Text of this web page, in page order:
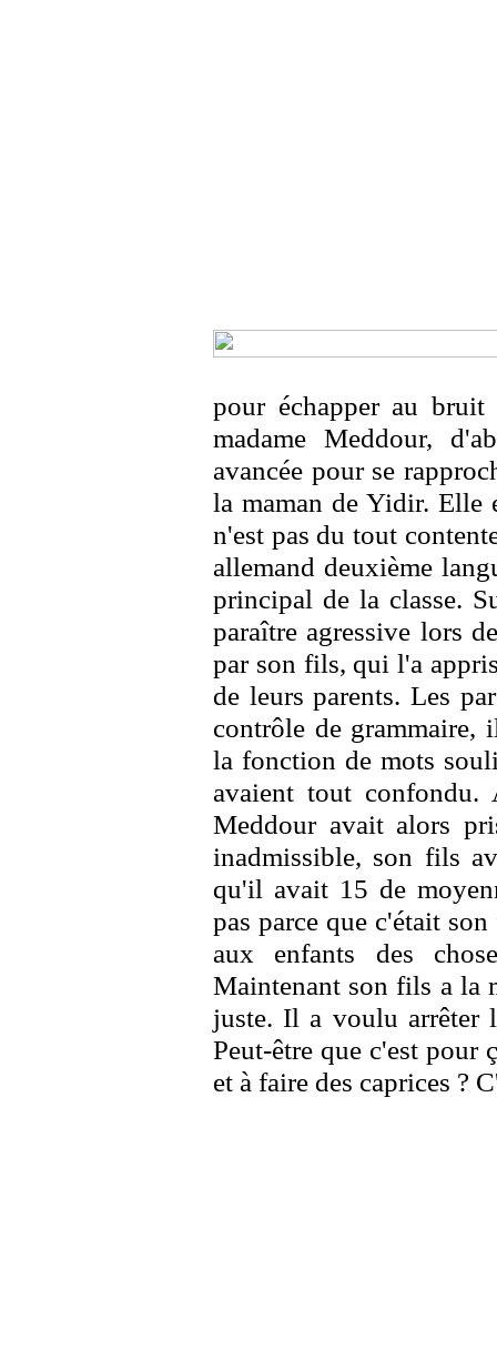
pour échapper au
madame Meddour,
avancée pour se
la maman de Yidir. Elle
n'est pas du tout
allemand deuxième
principal de la classe.
paraître agressive lors
par son fils, qui l'a
de leurs parents. Les
contrôle de grammaire,
la fonction de mots
avaient tout
Meddour avait alors
inadmissible, son fils
qu'il avait 15 de
pas parce que c'était
aux enfants des
Maintenant son fils a la
juste. Il a voulu arrêter
Peut-être que c'est pour
et à faire des caprices ?